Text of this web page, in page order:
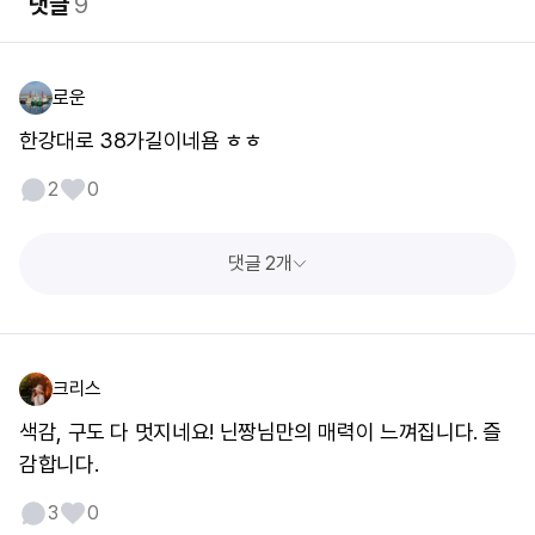
로운
한강대로 38가길이네욤 ㅎㅎ
2 0
댓글 2개
크리스
색감, 구도 다 멋지네요! 닌짱님만의 매력이 느껴집니다. 즐
감합니다.
3 0